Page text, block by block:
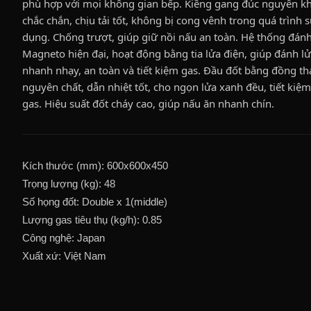
phù hợp với mọi không gian bếp. Kiềng gang đúc nguyên
chắc chắn, chịu tải tốt, không bị cong vênh trong quá trình
dụng. Chống trượt, giúp giữ nồi nấu an toàn. Hệ thống
Magneto hiện đại, hoạt động bằng tia lửa điện, giúp đánh
nhanh nhạy, an toàn và tiết kiệm gas. Đầu đốt bằng đồng
nguyên chất, dẫn nhiệt tốt, cho ngọn lửa xanh đều, tiết kiệm
gas. Hiệu suất đốt cháy cao, giúp nấu ăn nhanh chín.
Kích thước (mm): 600x600x450
Trọng lượng (kg): 48
Số họng đốt: Double x 1(middle)
Lượng gas tiêu thụ (kg/h): 0.85
Công nghệ: Japan
Xuất xứ: Việt Nam